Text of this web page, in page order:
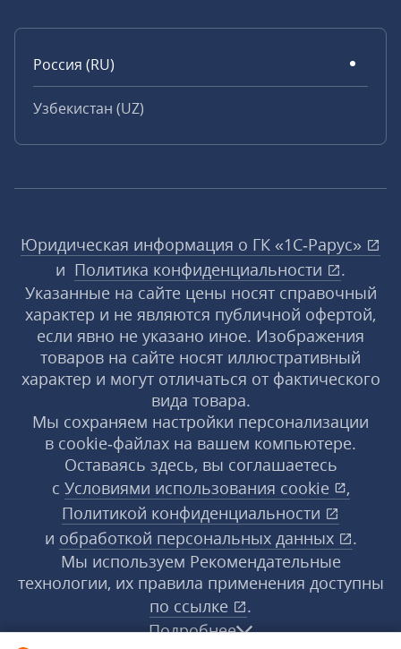
Россия (RU)
Узбекистан (UZ)
Юридическая информация о ГК «1С‑Рарус»
и Политика конфиденциальности
.
Указанные на сайте цены носят справочный
характер и не являются публичной офертой,
если явно не указано иное. Изображения
товаров на сайте носят иллюстративный
характер и могут отличаться от фактического
вида товара.
Мы сохраняем настройки персонализации
в cookie‑файлах на вашем компьютере.
Оставаясь здесь, вы соглашаетесь
с Условиями использования cookie
,
Политикой конфиденциальности
и обработкой персональных данных
.
Мы используем Рекомендательные
технологии, их правила применения доступны
по ссылке
.
Подробнее